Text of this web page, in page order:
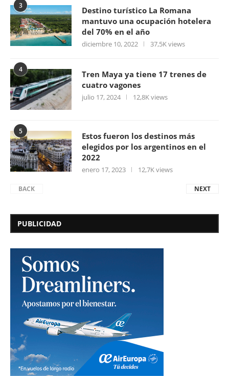
3
Destino turístico La Romana
mantuvo una ocupación hotelera
del 70% en el año
diciembre 10, 2022 37,5K views
4
Tren Maya ya tiene 17 trenes de
cuatro vagones
julio 17, 2024 12,8K views
5
Estos fueron los destinos más
elegidos por los argentinos en el
2022
enero 17, 2023 12,7K views
BACK NEXT
PUBLICIDAD